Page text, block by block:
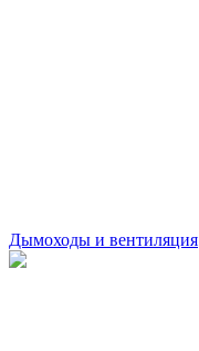
Дымоходы и вентиляция